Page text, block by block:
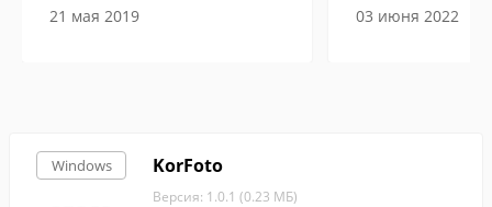
21 мая 2019
03 июня 2022
Windows KorFoto
Версия: 1.0.1 (0.23 МБ)